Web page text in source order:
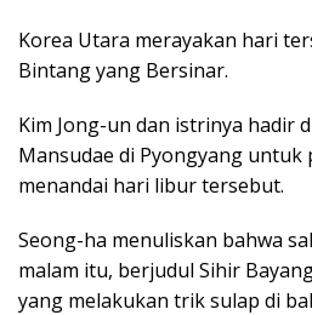
Korea Utara merayakan hari
Bintang yang Bersinar.
Kim Jong-un dan istrinya hadir
Mansudae di Pyongyang untuk
menandai hari libur tersebut.
Seong-ha menuliskan bahwa
malam itu, berjudul Sihir
yang melakukan trik sulap di